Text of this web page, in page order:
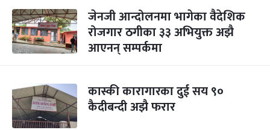
जेनजी आन्दोलनमा भागेका वैदेशिक
रोजगार ठगीका ३३ अभियुक्त अझै
आएनन् सम्पर्कमा
कास्की कारागारका दुई सय ९०
कैदीबन्दी अझै फरार